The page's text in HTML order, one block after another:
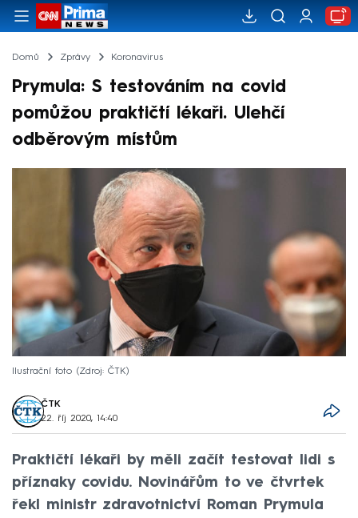
Domů Zprávy Koronavirus
Prymula: S testováním na covid
pomůžou praktičtí lékaři. Ulehčí
odběrovým místům
Ilustrační foto Zdroj: ČTK
ČTK
22. říj 2020, 14:40
Praktičtí lékaři by měli začít testovat lidi s
příznaky covidu. Novinářům to ve čtvrtek
řekl ministr zdravotnictví Roman Prymula